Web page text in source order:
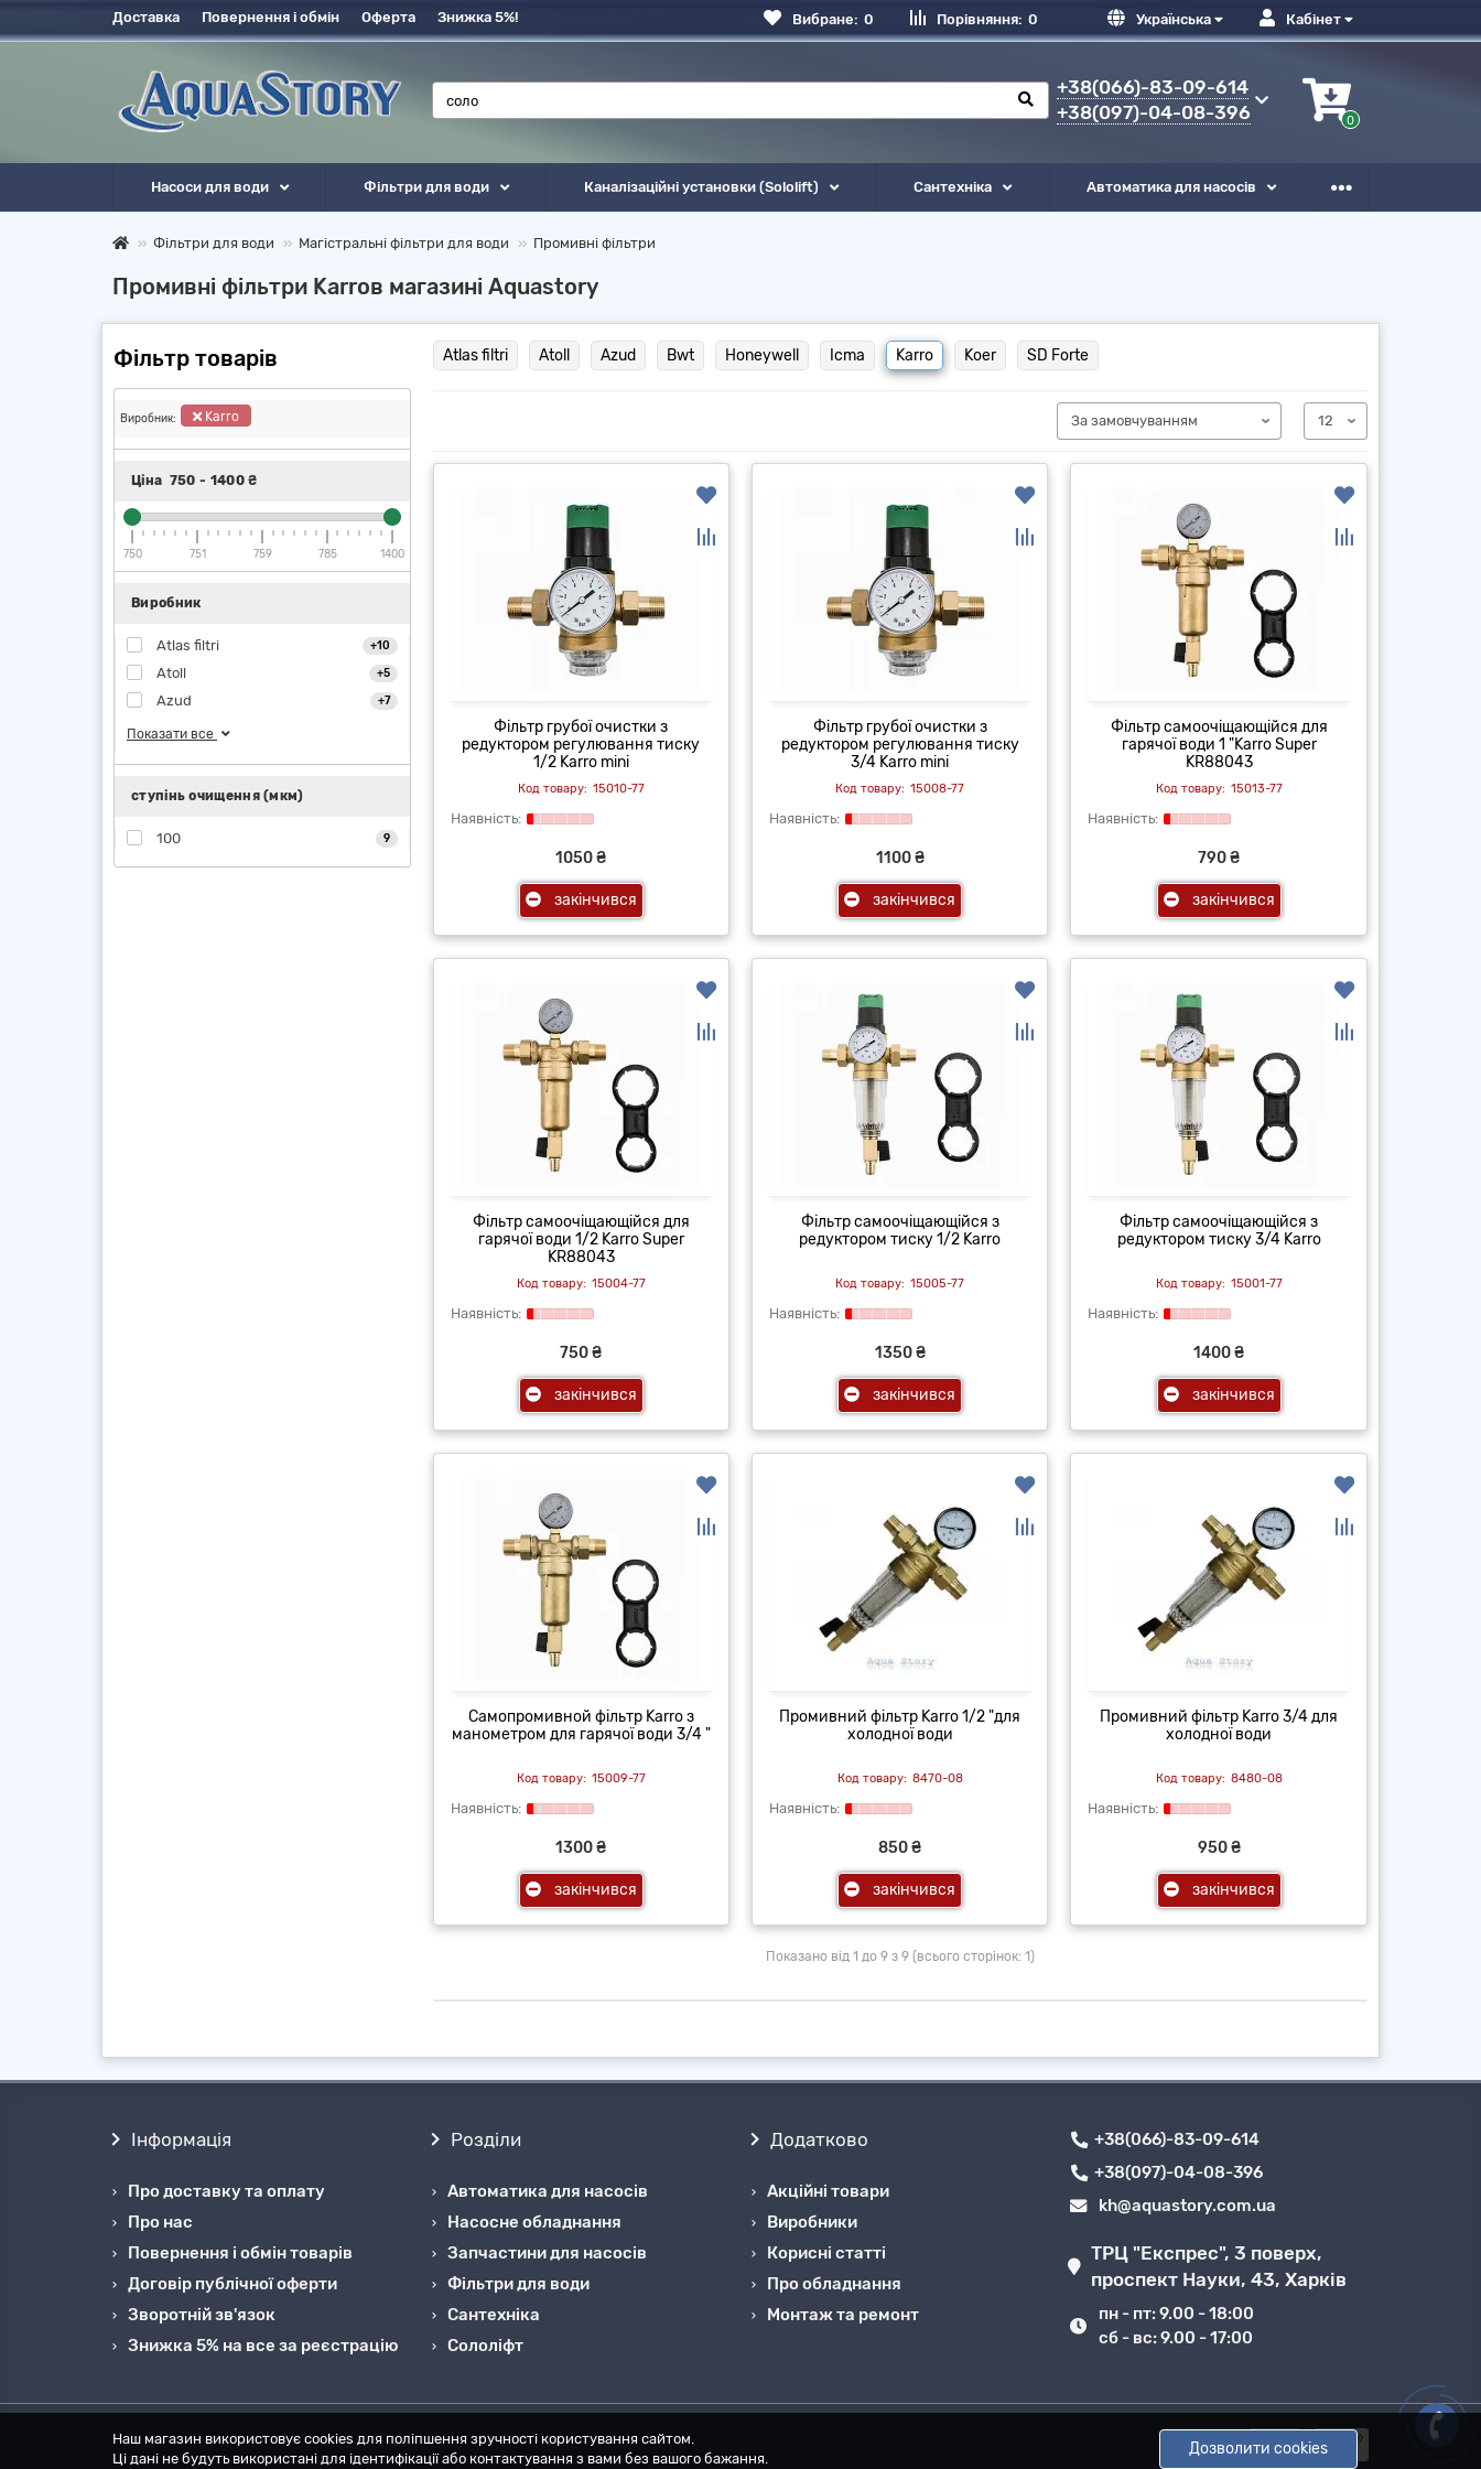
Кабінет
Українська
Порівняння: 0
Вибране: 0
Доставка Повернення і обмін Оферта Знижка 5%!
+38(066)-83-09-614
+38(097)-04-08-396
0
Насоси для води Фільтри для води Каналізаційні установки (Sololift) Сантехніка Автоматика для насосів
Фільтри для води Магістральні фільтри для води Промивні фільтри
Промивні фільтри Karroв магазині Aquastory
Фільтр товарів
Виробник: Karro
Ціна 750 - 1400₴
750 751 759 785 1400
Виробник
Atlas filtri +10
Atoll +5
Azud +7
Показати все
ступінь очищення (мкм)
100 9
Atlas filtri Atoll Azud Bwt Honeywell Icma Karro Koer SD Forte
Фільтр грубої очистки з
редуктором регулювання тиску
1/2 Karro mini
15010-77
1050 ₴
закінчився
Фільтр грубої очистки з
редуктором регулювання тиску
3/4 Karro mini
15008-77
1100 ₴
закінчився
Фільтр самоочіщающійся для
гарячої води 1 "Karro Super
KR88043
15013-77
790 ₴
закінчився
Фільтр самоочіщающійся для
гарячої води 1/2 Karro Super
KR88043
15004-77
750 ₴
закінчився
Фільтр самоочіщающійся з
редуктором тиску 1/2 Karro
15005-77
1350 ₴
закінчився
Фільтр самоочіщающійся з
редуктором тиску 3/4 Karro
15001-77
1400 ₴
закінчився
Самопромивной фільтр Karro з
манометром для гарячої води 3/4 "
15009-77
1300 ₴
закінчився
Промивний фільтр Karro 1/2 "для
холодної води
8470-08
850 ₴
закінчився
Промивний фільтр Karro 3/4 для
холодної води
8480-08
950 ₴
закінчився
Показано від 1 до 9 з 9 (всього сторінок: 1)
Наш магазин використовує cookies для поліпшення зручності користування сайтом.
Ці дані не будуть використані для ідентифікації або контактування з вами без вашого бажання.
Дозволити cookies
Інформація
Про доставку та оплату
Про нас
Повернення і обмін товарів
Договір публічної оферти
Зворотній зв'язок
Знижка 5% на все за реєстрацію
Розділи
Автоматика для насосів
Насосне обладнання
Запчастини для насосів
Фільтри для води
Сантехніка
Cололіфт
Додатково
Акційні товари
Виробники
Корисні статті
Про обладнання
Монтаж та ремонт
+38(066)-83-09-614
+38(097)-04-08-396
kh@aquastory.com.ua
ТРЦ "Експрес", 3 поверх,
проспект Науки, 43, Харків
пн - пт: 9.00 - 18:00
сб - вс: 9.00 - 17:00